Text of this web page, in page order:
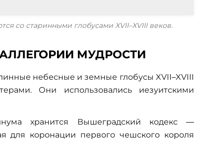
со старинными глобусами XVII–XVIII веков.
МУДРОСТИ
небесные и земные глобусы XVII–XVIII
Они использовались иезуитскими
хранится Вышеградский кодекс —
для коронации первого чешского короля